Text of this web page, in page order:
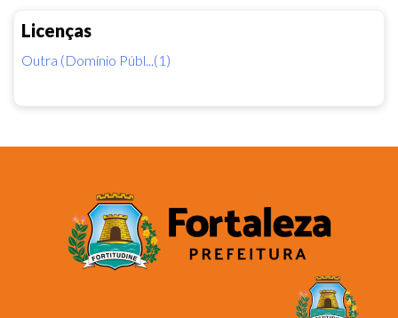
Licenças
Outra (Domínio Públ...(1)